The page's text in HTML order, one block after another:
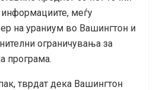
меѓу
на ураниум во Вашингтон и
ограничувања за
програма.
тврдат дека Вашингтон